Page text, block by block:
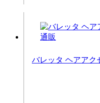
バレッタ ヘアアク